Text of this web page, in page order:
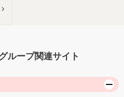
ループ関連サイト